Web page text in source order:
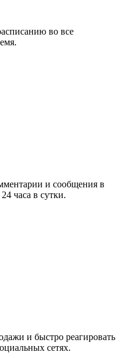
во все
и сообщения в
часа в сутки.
и быстро реагировать
сетях.